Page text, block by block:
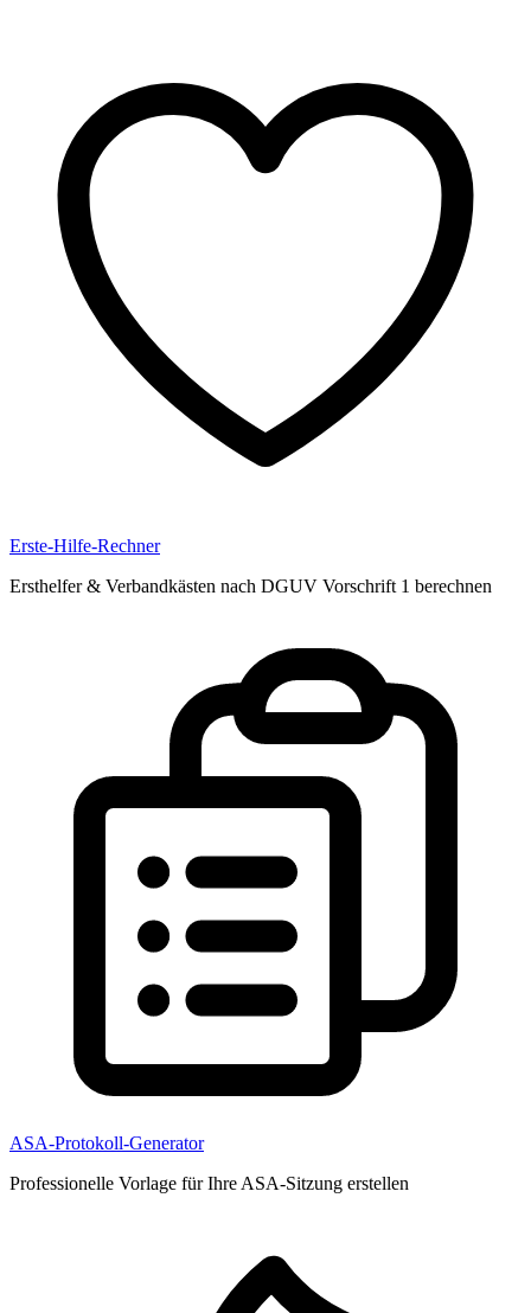
Erste-Hilfe-Rechner
Ersthelfer & Verbandkästen nach DGUV Vorschrift 1 berechnen
ASA-Protokoll-Generator
Professionelle Vorlage für Ihre ASA-Sitzung erstellen